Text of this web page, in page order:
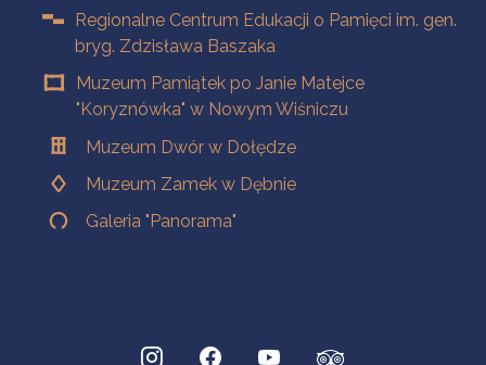
Regionalne Centrum Edukacji o Pamięci im. gen.
bryg. Zdzisława Baszaka
Muzeum Pamiątek po Janie Matejce
"Koryznówka" w Nowym Wiśniczu
Muzeum Dwór w Dołędze
Muzeum Zamek w Dębnie
Galeria "Panorama"